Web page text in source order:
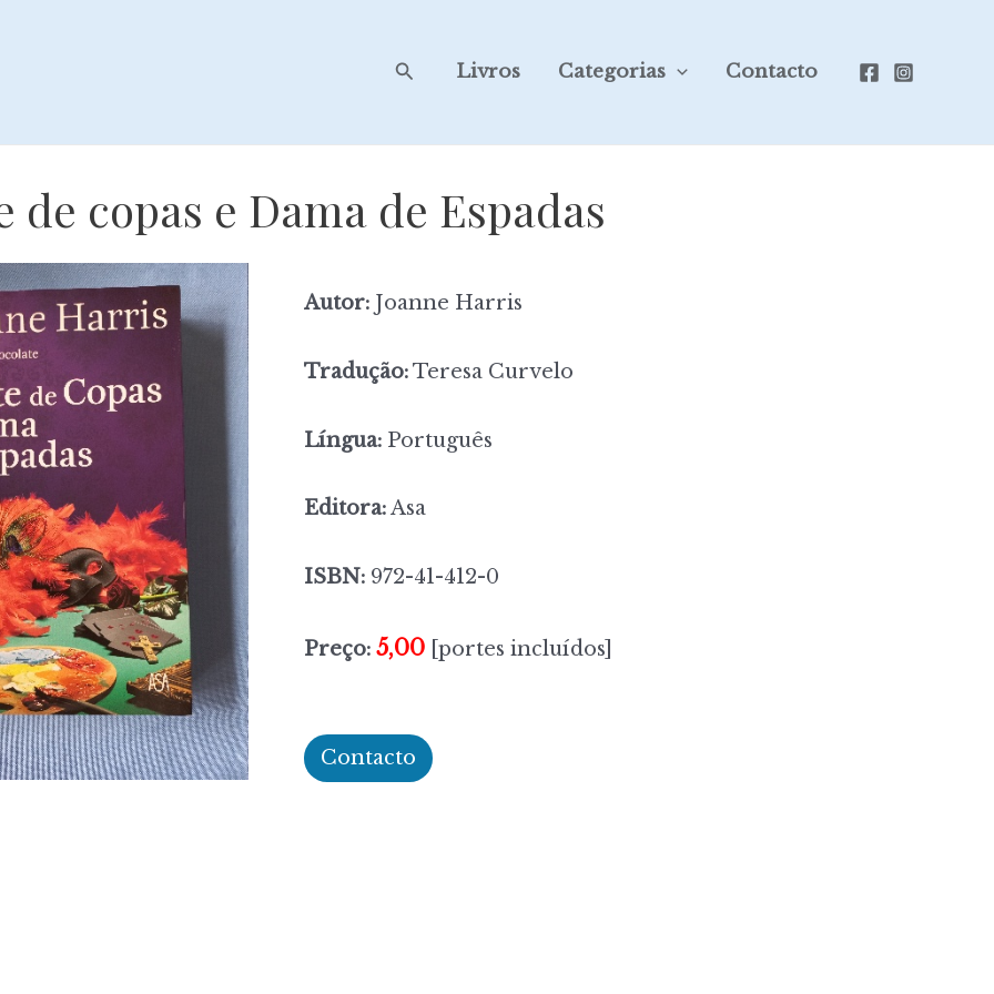
SearchLivros Categorias Contacto
de copas e Dama de Espadas
Autor: Joanne Harris
Tradução:Teresa Curvelo
Língua: Português
Editora:Asa
ISBN: 972-41-412-0
Preço: 5,00 [portes incluídos]
Contacto